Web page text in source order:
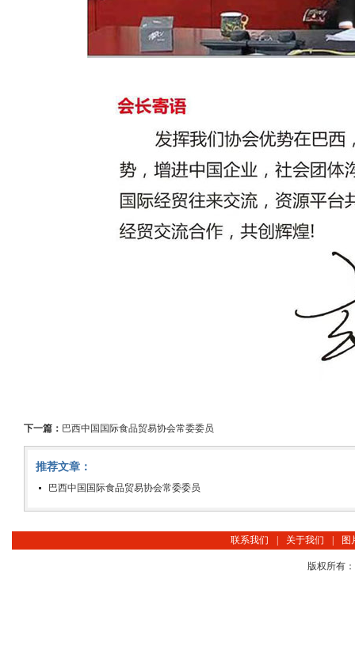
下一篇： 巴西中国国际食品贸易协会常委委员
推荐文章：
巴西中国国际食品贸易协会常委委员
联系我们 关于我们 图
版权所有